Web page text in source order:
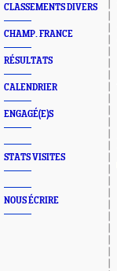
CLASSEMENTS DIVERS
CHAMP. FRANCE
RÉSULTATS
CALENDRIER
ENGAGÉ(E)S
STATS VISITES
NOUS ÉCRIRE